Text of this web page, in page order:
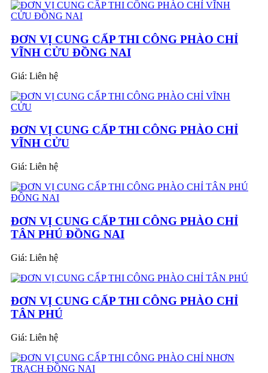
ĐƠN VỊ CUNG CẤP THI CÔNG PHÀO CHỈ
VĨNH CỬU ĐỒNG NAI
Giá: Liên hệ
ĐƠN VỊ CUNG CẤP THI CÔNG PHÀO CHỈ
VĨNH CỬU
Giá: Liên hệ
ĐƠN VỊ CUNG CẤP THI CÔNG PHÀO CHỈ
TÂN PHÚ ĐỒNG NAI
Giá: Liên hệ
ĐƠN VỊ CUNG CẤP THI CÔNG PHÀO CHỈ
TÂN PHÚ
Giá: Liên hệ